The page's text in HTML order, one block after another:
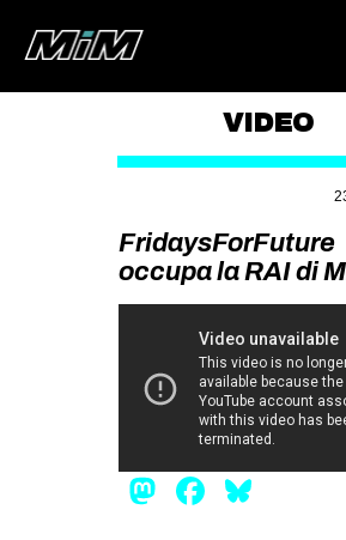
AREA
GAZA FREESTYLE
CSOA LAMBRETTA
MSM
VIDEO
FridaysForFuture
occupa la RAI di
Mastodon